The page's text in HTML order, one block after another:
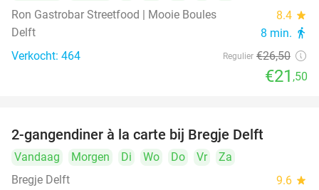
Ron Gastrobar Streetfood | Mooie Boules 8.4 star
Delft 8 min. directions_walk
Verkocht: 464 Regulier €26,50
€21 ,50
2-gangendiner à la carte bij Bregje Delft
Vandaag Morgen Di Wo Do Vr
Za
Bregje Delft
9.6 star